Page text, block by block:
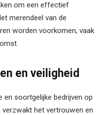
om een effectief
merendeel van de
worden voorkomen, vaak
en veiligheid
en soortgelijke bedrijven op
verzwakt het vertrouwen en